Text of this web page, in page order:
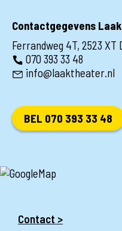
Contactgegevens
Ferrandweg 4T, 2523 XT
070 393 33 48
info@laaktheater.nl
BEL 070 393 33 48
Contact >